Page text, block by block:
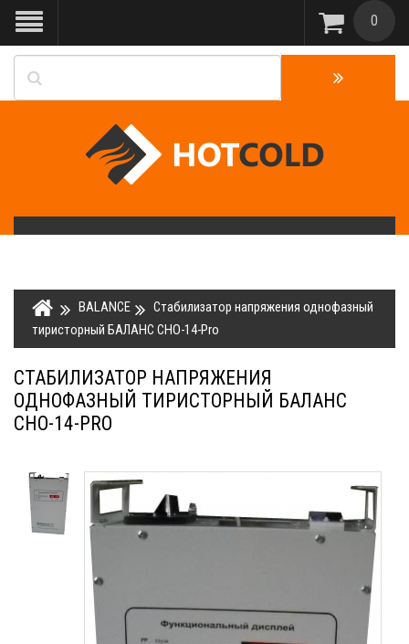
0
BALANCE
Стабилизатор напряжения однофазный
тиристорный БАЛАНС СНО-14-Pro
СТАБИЛИЗАТОР НАПРЯЖЕНИЯ
ОДНОФАЗНЫЙ ТИРИСТОРНЫЙ БАЛАНС
СНО-14-PRO